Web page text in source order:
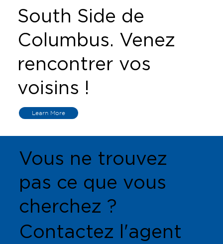
South Side de
Columbus. Venez
rencontrer vos
voisins !
Learn More
Vous ne trouvez
pas ce que vous
cherchez ?
Contactez l'agent